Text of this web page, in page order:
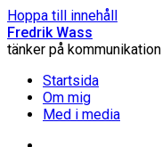
Hoppa till innehåll
Fredrik Wass
tänker på kommunikation
Startsida
Om mig
Med i media